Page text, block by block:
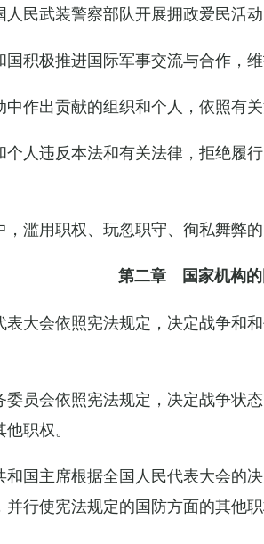
民武装警察部队开展拥政爱民活动
积极推进国际军事交流与合作，维
作出贡献的组织和个人，依照有关
人违反本法和有关法律，拒绝履
滥用职权、玩忽职守、徇私舞弊的
第二章 国家机构的
大会依照宪法规定，决定战争和
员会依照宪法规定，决定战争状
职权。
国主席根据全国人民代表大会的
行使宪法规定的国防方面的其他职